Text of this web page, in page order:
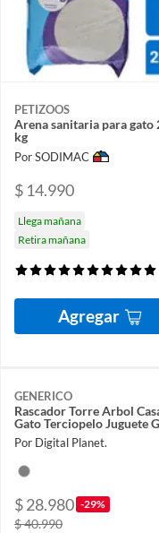
PETIZOOS
Arena sanitaria para gato
kg
Por SODIMAC
$ 14.990
Llega mañana
Retira mañana
Agregar
GENERICO
Rascador Torre Arbol
Gato Terciopelo Juguete
Por Digital Planet.
$ 28.980 -29%
$ 40.990